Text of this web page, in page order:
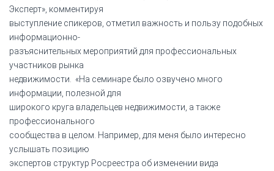
Эксперт», комментируя
выступление спикеров, отметил важность и пользу подобных
информационно-
разъяснительных мероприятий для профессиональных
участников рынка
недвижимости. «На семинаре было озвучено много
информации, полезной для
широкого круга владельцев недвижимости, а также
профессионального
сообщества в целом. Например, для меня было интересно
услышать позицию
экспертов структур Росреестра об изменении вида